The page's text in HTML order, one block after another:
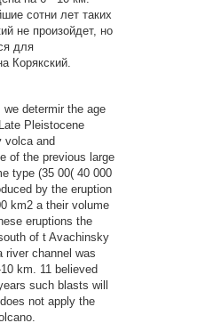
сотни лет таких
не произойдет, но
для
Корякский.
we determir the age
Pleistocene
volca and
of the previous large
type (35 00( 40 000
by the eruption
km2 a their volume
eruptions the
of t Avachinsky
river channel was
km. 11 believed
such blasts will
not apply the